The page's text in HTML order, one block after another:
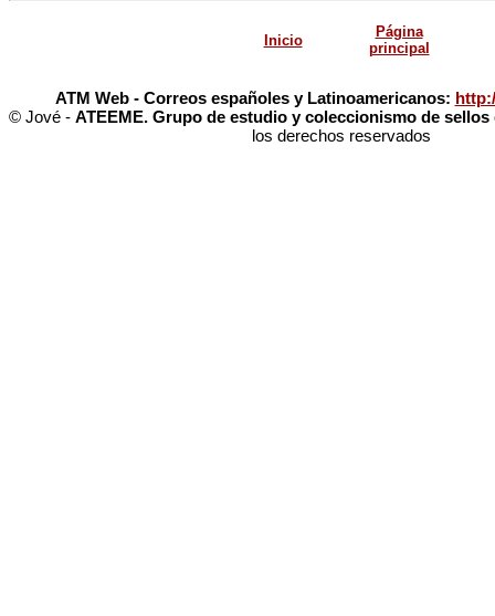
Inicio
Página
principal
ATM Web - Correos españoles y Latinoamericanos:
© Jové - ATEEME. Grupo de estudio y coleccionismo de
los derechos reservados